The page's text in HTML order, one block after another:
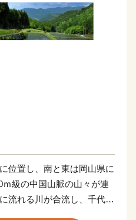
位置し、南と東は岡山県に
級の中国山脈の山々が連
流れる川が合流し、千代川